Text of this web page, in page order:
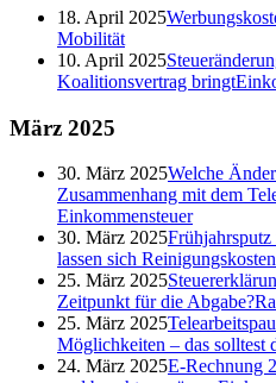
18. April 2025
Mobilität
10. April 2025
Koalitionsvertrag bringt
März 2025
30. März 2025Welche
Zusammenhang mit dem
Einkommensteuer
30. März 2025
lassen sich
25. März 2025
Zeitpunkt für die Abgabe?
25. März 2025
Möglichkeiten – das solltest
24. März 2025E-Rechnung